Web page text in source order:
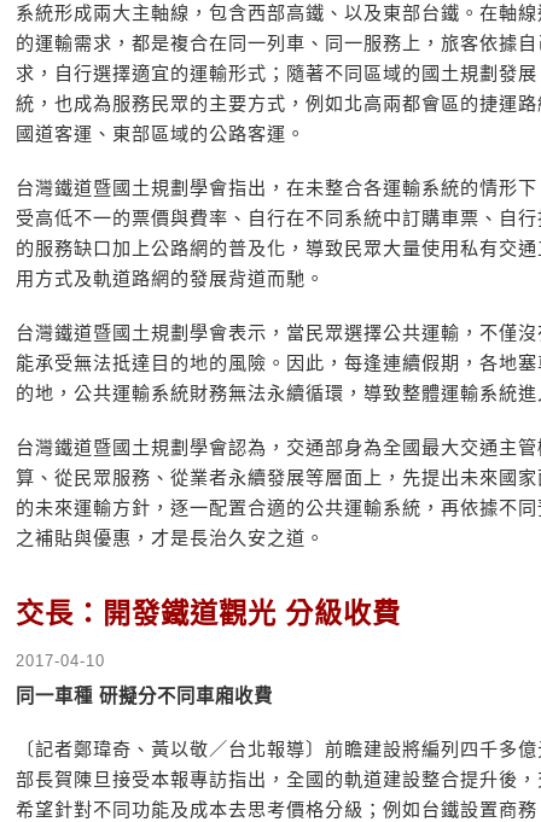
系統形成兩大主軸線，包含西部高鐵、以及東部台鐵。在軸
的運輸需求，都是複合在同一列車、同一服務上，旅客依據
求，自行選擇適宜的運輸形式；隨著不同區域的國土規劃發
統，也成為服務民眾的主要方式，例如北高兩都會區的捷運
國道客運、東部區域的公路客運。
台灣鐵道暨國土規劃學會指出，在未整合各運輸系統的情形
受高低不一的票價與費率、自行在不同系統中訂購車票、自
的服務缺口加上公路網的普及化，導致民眾大量使用私有交
用方式及軌道路網的發展背道而馳。
台灣鐵道暨國土規劃學會表示，當民眾選擇公共運輸，不僅
能承受無法抵達目的地的風險。因此，每逢連續假期，各地
的地，公共運輸系統財務無法永續循環，導致整體運輸系統
台灣鐵道暨國土規劃學會認為，交通部身為全國最大交通主
算、從民眾服務、從業者永續發展等層面上，先提出未來國
的未來運輸方針，逐一配置合適的公共運輸系統，再依據不
之補貼與優惠，才是長治久安之道。
交長：開發鐵道觀光 分級收費
2017-04-10
同一車種 研擬分不同車廂收費
〔記者鄭瑋奇、黃以敬／台北報導〕前瞻建設將編列四千多
部長賀陳旦接受本報專訪指出，全國的軌道建設整合提升後
希望針對不同功能及成本去思考價格分級；例如台鐵設置商